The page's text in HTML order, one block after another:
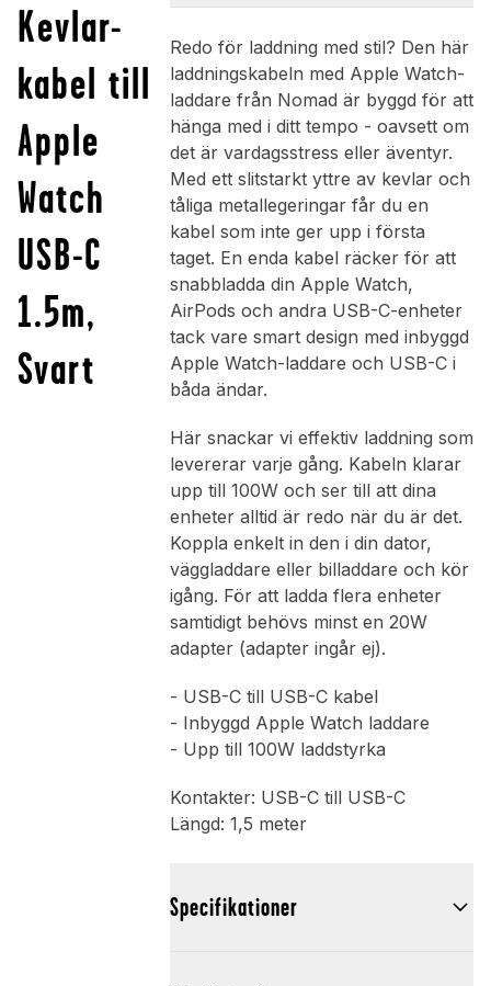
Kevlar-
kabel till
Apple
Watch
USB-C
1.5m,
Svart
Redo för laddning med stil? Den här
laddningskabeln med Apple Watch-
laddare från Nomad är byggd för att
hänga med i ditt tempo - oavsett om
det är vardagsstress eller äventyr.
Med ett slitstarkt yttre av kevlar och
tåliga metallegeringar får du en
kabel som inte ger upp i första
taget. En enda kabel räcker för att
snabbladda din Apple Watch,
AirPods och andra USB-C-enheter
tack vare smart design med inbyggd
Apple Watch-laddare och USB-C i
båda ändar.
Här snackar vi effektiv laddning som
levererar varje gång. Kabeln klarar
upp till 100W och ser till att dina
enheter alltid är redo när du är det.
Koppla enkelt in den i din dator,
väggladdare eller billaddare och kör
igång. För att ladda flera enheter
samtidigt behövs minst en 20W
adapter (adapter ingår ej).
- USB-C till USB-C kabel
- Inbyggd Apple Watch laddare
- Upp till 100W laddstyrka
Kontakter: USB-C till USB-C
Längd: 1,5 meter
Specifikationer